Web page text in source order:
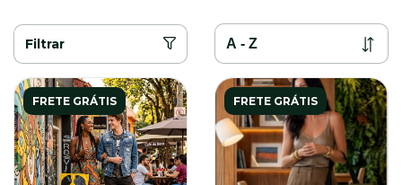
Filtrar
FRETE GRÁTIS FRETE GRÁTIS